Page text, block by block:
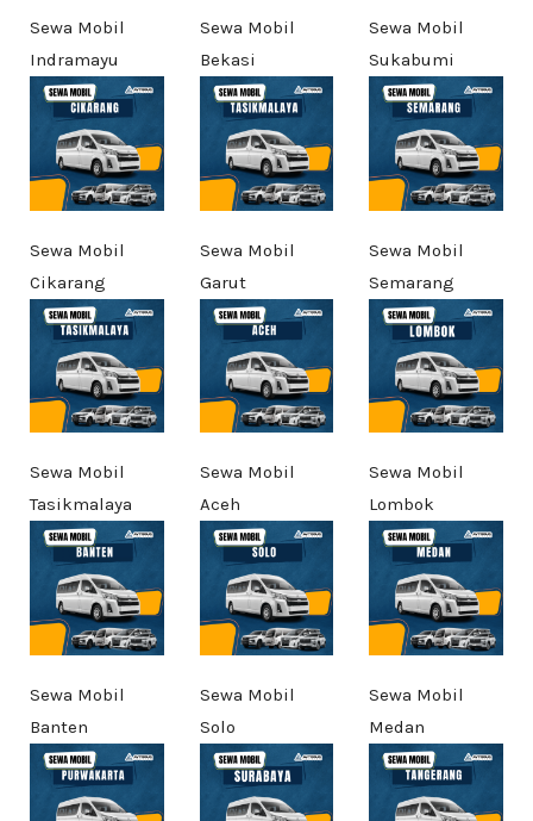
Sewa Mobil
Indramayu
Sewa Mobil
Bekasi
Sewa Mobil
Sukabumi
Sewa Mobil
Cikarang
Sewa Mobil
Garut
Sewa Mobil
Semarang
Sewa Mobil
Tasikmalaya
Sewa Mobil
Aceh
Sewa Mobil
Lombok
Sewa Mobil
Banten
Sewa Mobil
Solo
Sewa Mobil
Medan